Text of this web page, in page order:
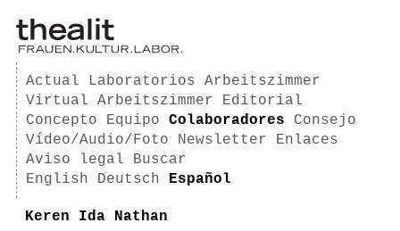
Actual Laboratorios
Arbeitszimmer
Virtual Arbeitszimmer
Editorial
Concepto
Equipo Colaboradores
Consejo
Vídeo/Audio/Foto
Newsletter
Enlaces
Aviso legal
Buscar
English
Deutsch Español
Keren Ida Nathan